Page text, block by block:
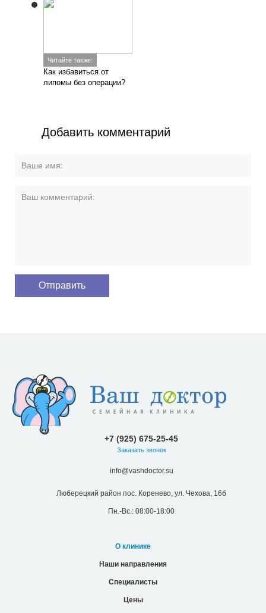
Читайте также:
Как избавиться от
липомы без операции?
Добавить комментарий
+7 (925) 675-25-45
Заказать звонок
info@vashdoctor.su
Люберецкий район пос. Коренево, ул. Чехова, 16б
Пн.-Вс.: 08:00-18:00
О клинике
Наши направления
Специалисты
Цены